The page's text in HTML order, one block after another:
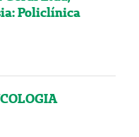
Policlínica